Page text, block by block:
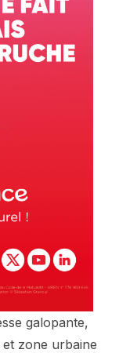
galopante,
zone urbaine